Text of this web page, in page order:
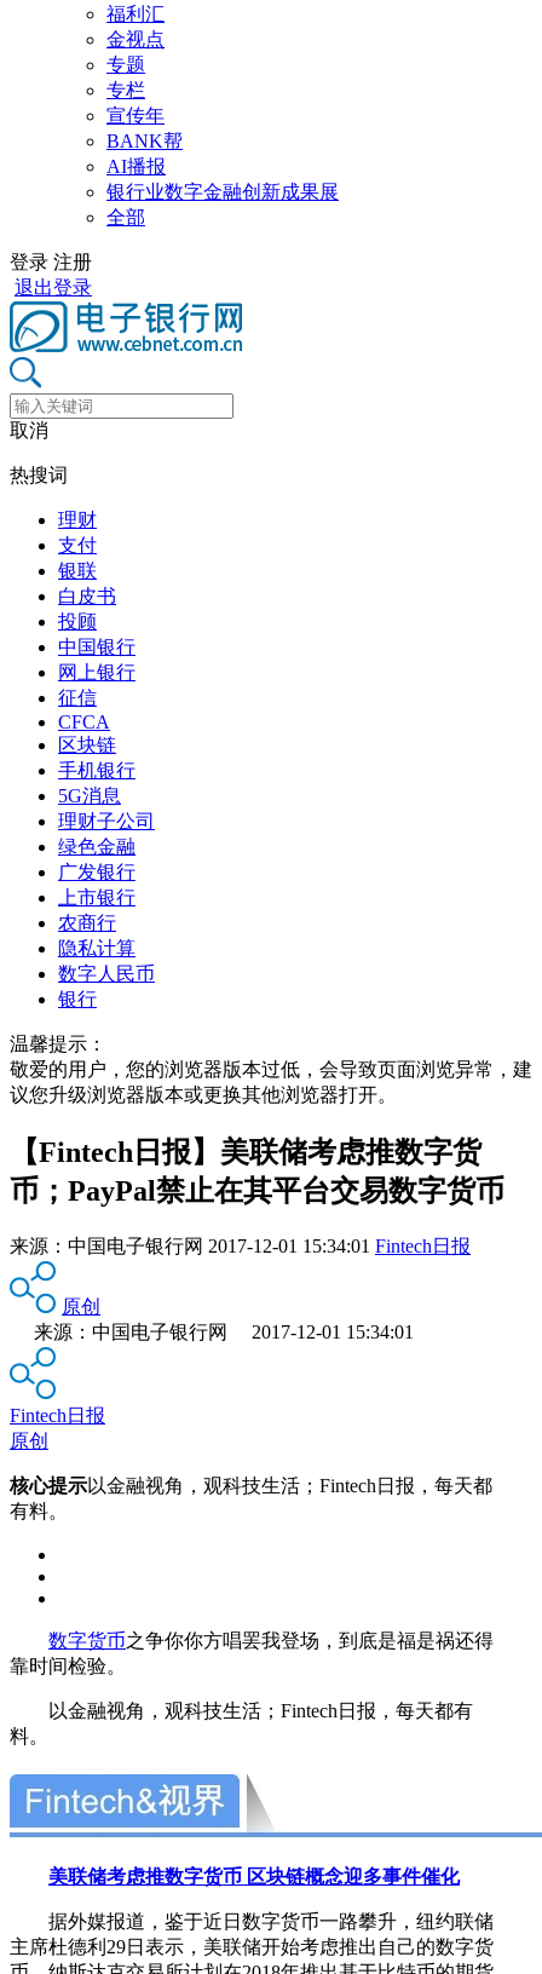
福利汇
金视点
专题
专栏
宣传年
BANK帮
AI播报
银行业数字金融创新成果展
全部
登录 注册
退出登录
取消
热搜词
理财
支付
银联
白皮书
投顾
中国银行
网上银行
征信
CFCA
区块链
手机银行
5G消息
理财子公司
绿色金融
广发银行
上市银行
农商行
隐私计算
数字人民币
银行
温馨提示：
敬爱的用户，您的浏览器版本过低，会导致页面浏览异常，建
议您升级浏览器版本或更换其他浏览器打开。
【Fintech日报】美联储考虑推数字货
币；PayPal禁止在其平台交易数字货币
来源： 中国电子银行网 2017-12-01 15:34:01 Fintech日报
原创
来源：中国电子银行网 2017-12-01 15:34:01
Fintech日报
原创
核心提示以金融视角，观科技生活；Fintech日报，每天都
有料。
数字货币之争你你方唱罢我登场，到底是福是祸还得
靠时间检验。
以金融视角，观科技生活；Fintech日报，每天都有
料。
美联储考虑推数字货币 区块链概念迎多事件催化
据外媒报道，鉴于近日数字货币一路攀升，纽约联储
主席杜德利29日表示，美联储开始考虑推出自己的数字货